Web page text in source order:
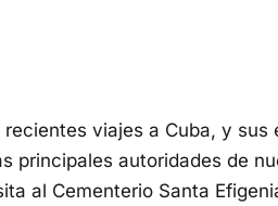
recientes viajes a Cuba, y
principales autoridades de
al Cementerio Santa